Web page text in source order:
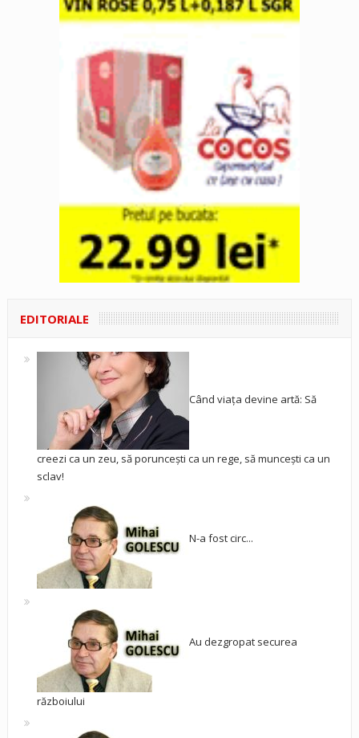
EDITORIALE
Când viața devine artă: Să
creezi ca un zeu, să poruncești ca un rege, să muncești ca un
sclav!
N-a fost circ...
Au dezgropat securea
războiului